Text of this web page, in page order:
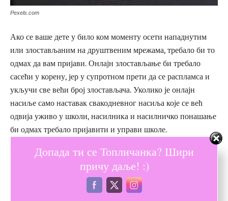
Pexels.com
Ако се ваше дете у било ком моменту осети нападнутим
или злостављаним на друштвеним мрежама, требало би то
одмах да вам пријави. Онлајн злостављање би требало
сасећи у корену, јер у супротном прети да се распламса и
укључи све већи број злостављача. Уколико је онлајн
насиље само наставак свакодневног насиља које се већ
одвија уживо у школи, насилника и насилничко понашање
би одмах требало пријавити и управи школе.
Деца морају бити упућена да смеју да кликћу само на
проверене странице. Клик на непознату рекламу или банер
може омогућити инсталацију нежељеног софтвера или
вируса, који угрожава рад ваше комплетне мреже и
Допада ти се Топличанка? Шири
причу даље! :)